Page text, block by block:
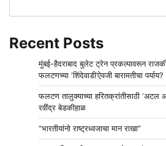
Recent Posts
मुंबई-हैदराबाद बुलेट ट्रेन प्रकल्पावरून
फलटणच्या ‘शिंदेवाडी’ऐवजी बारामतीचा पर्याय?
फलटण तालुक्याच्या हरितक्रांतीसाठी
रवींद्र बेडकीहाळ
“भारतीयांनो राष्ट्रध्वजाचा मान राखा”